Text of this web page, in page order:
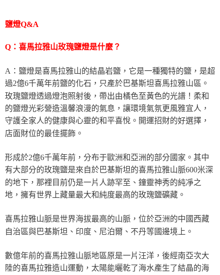
鹽燈Q&A
Q：喜馬拉雅山玫瑰鹽燈是什麼？
A：鹽燈是喜馬拉雅山的結晶岩鹽，它是一種獨特的鹽，是超
過2億6千萬年前鹽的化石，只產於巴基斯坦喜馬拉雅山區。
玫瑰鹽燈透過燈泡照射後，帶出由橘色至黃色的光譜！柔和
的鹽燈光彩營造溫馨浪漫的氣息，讓環境氣氛更風雅宜人，
守護全家人的健康與心靈的和平喜悅。開運招財的好選擇，
店面財位的最佳擺飾。
形成於2億6千萬年前，分布于歐洲和亞洲的部分國家。其中
有大部分的玫瑰鹽是來自於巴基斯坦的喜馬拉雅山脈600米深
的地下，那裡目前仍是一片人跡罕至、鐘靈神秀的純凈之
地，擁有世界上藏量最大和純度最高的玫瑰鹽礦藏。
喜馬拉雅山脈是世界海拔最高的山脈，位於亞洲的中國西藏
自治區與巴基斯坦、印度、尼泊爾、不丹等國邊境上。
數億年前的喜馬拉雅山脈地區原是一片汪洋，後經南亞次大
陸的喜馬拉雅造山運動，太陽能曬乾了海水產生了結晶的海